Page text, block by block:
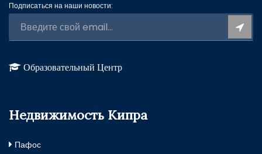
Подписаться на наши новости:
Образовательный Центр
Недвижимость Кипра
Пафос